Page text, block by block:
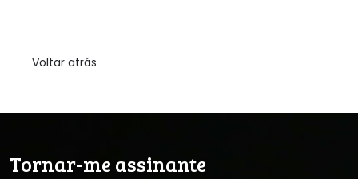
Voltar atrás
Tornar-me assinante